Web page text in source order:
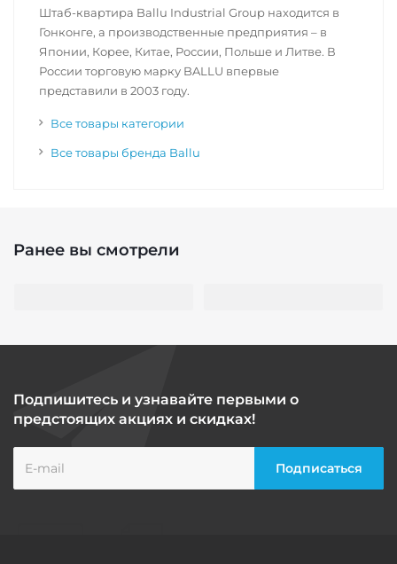
Штаб-квартира Ballu Industrial Group находится в
Гонконге, а производственные предприятия – в
Японии, Корее, Китае, России, Польше и Литве. В
России торговую марку BALLU впервые
представили в 2003 году.
Все товары категории
Все товары бренда Ballu
Ранее вы смотрели
Подпишитесь и узнавайте первыми о
предстоящих акциях и скидках!